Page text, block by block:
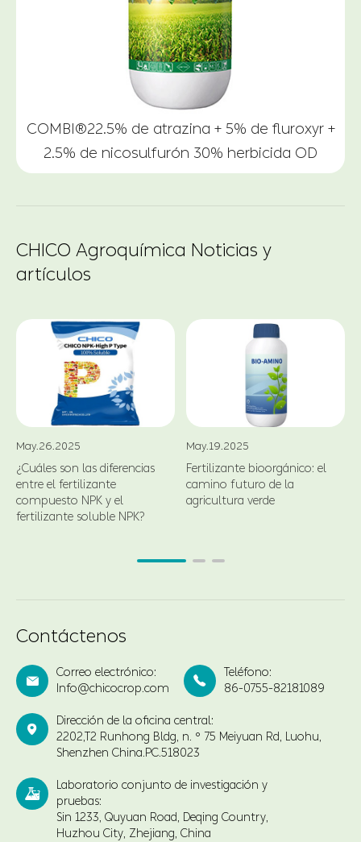
COMBI®22.5% de atrazina + 5% de fluroxyr +
2.5% de nicosulfurón 30% herbicida OD
CHICO Agroquímica Noticias y
artículos
May.26.2025
¿Cuáles son las diferencias
entre el fertilizante
compuesto NPK y el
fertilizante soluble NPK?
May.19.2025
Fertilizante bioorgánico: el
camino futuro de la
agricultura verde
Contáctenos

Correo electrónico:
Info@chicocrop.com

Teléfono:
86-0755-82181089

Dirección de la oficina central:
2202,T2 Runhong Bldg, n. ° 75 Meiyuan Rd, Luohu,
Shenzhen China.PC.518023

Laboratorio conjunto de investigación y
pruebas:
Sin 1233, Quyuan Road, Deqing Country,
Huzhou City, Zhejiang, China